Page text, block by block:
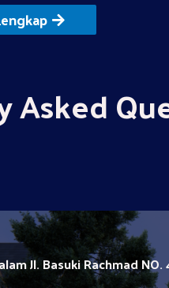
Asked
Jl. Basuki Rachmad NO.